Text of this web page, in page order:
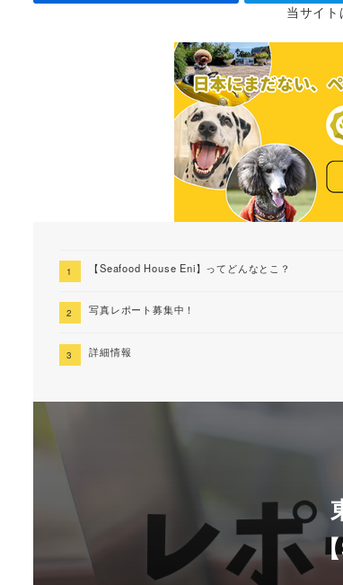
当サイト
【Seafood House Eni】ってどんなとこ？
写真レポート募集中！
詳細情報